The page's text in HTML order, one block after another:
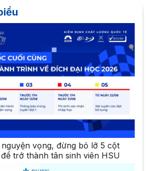
vọng, đừng bỏ lỡ 5 cột
trở thành tân sinh viên HSU